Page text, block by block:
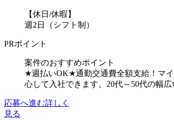
【休日/休暇】
週2日（シフト制）
PRポイント
案件のおすすめポイント
★週払いOK★通勤交通費全額支給！マ
心して入社できます。20代～50代の幅広
応募へ進む詳しく
見る